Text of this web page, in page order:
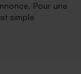
Pour une
simple